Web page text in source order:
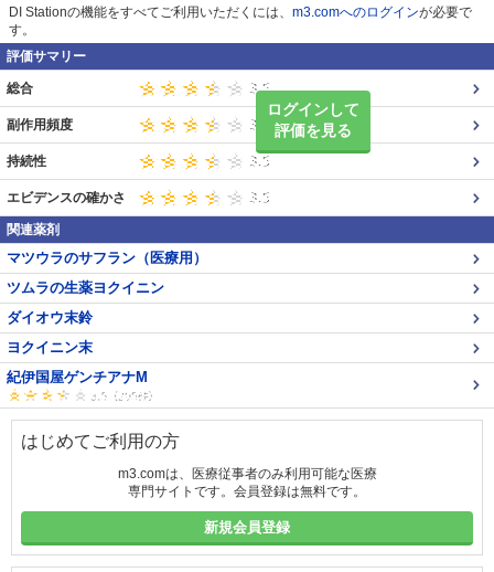
DI Stationの機能をすべてご利用いただくには、 m3.comへのログインが必要で
す。
評価サマリー
ログインして
評価を見る
総合
副作用頻度
持続性
エビデンスの確かさ
関連薬剤
マツウラのサフラン（医療用）
ツムラの生薬ヨクイニン
ダイオウ末鈴
ヨクイニン末
紀伊国屋ゲンチアナM
はじめてご利用の方
m3.comは、医療従事者のみ利用可能な医療
専門サイトです。会員登録は無料です。
新規会員登録